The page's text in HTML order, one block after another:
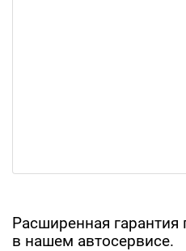
Расширенная гарантия
в нашем автосервисе.